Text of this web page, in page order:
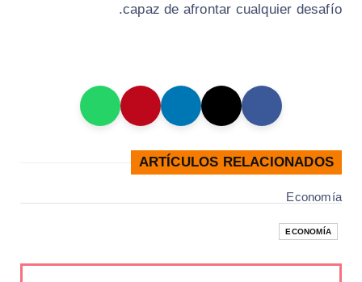
capaz de afrontar cualquier desafío.
ARTÍCULOS RELACIONADOS
Economía
ECONOMÍA